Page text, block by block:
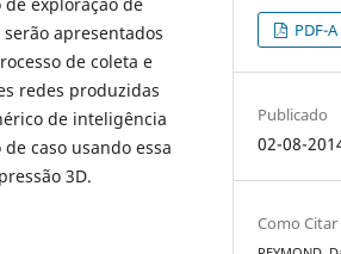
apresentados
de coleta e
redes produzidas
de inteligência
caso usando essa
3D.
PDF-
Publicado
02-08-
Como Citar